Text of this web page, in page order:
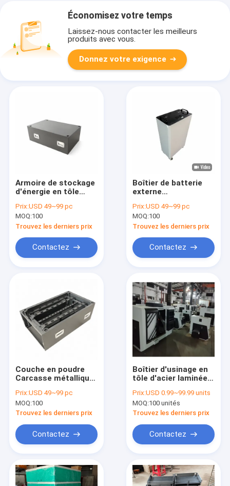
Produits
Économisez votre temps
Laissez-nous contacter les meilleurs
produits avec vous.
Donnez votre exigence
Armoire de stockage
d'énergie en tôle
thermolaquée
offrant une grande
durabilité, idéale pour
les environnements
difficiles et une
longue durée de vie
Prix:USD 49~99 pc
MOQ:100
Trouvez les derniers prix
Contactez
Boîtier de batterie
externe
usinage de tôle
d'épaisseur sur
mesure, boîtier de
précision fabriqué,
durable et en métal
pour appareils
Prix:USD 49~99 pc
MOQ:100
Trouvez les derniers prix
Contactez
Couche en poudre
Carcasse métallique
corrosion
personnalisable Oui
Casement de
le caisson de
stockage d'énergie
Prix:USD 49~99 pc
MOQ:100
Trouvez les derniers prix
Contactez
Boîtier d'usinage en
tôle d'acier laminée à
rectangulaire pour
conception
personnalisée
Prix:USD 0.99~99.99 units
MOQ:100 unités
Trouvez les derniers prix
Contactez